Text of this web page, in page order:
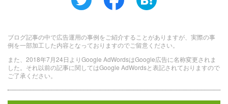
ブログ記事の中で広告運用の事例をご紹介することがありますが、実際の事
例を一部加工した内容となっておりますのでご留意ください。
また、2018年7月24日よりGoogle AdWordsはGoogle広告に名称変更されま
した。それ以前の記事に関してはGoogle AdWordsと表記されておりますので
ご了承ください。